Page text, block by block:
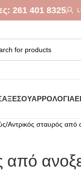
261 401 8325
ΑΞΕΣΟΥΆΡΡΟΛΌΓΙΑ
Αντρικός σταυρός από
από